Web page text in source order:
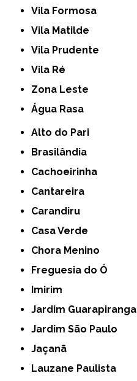
Vila Formosa
Vila Matilde
Vila Prudente
Vila Ré
Zona Leste
Água Rasa
Alto do Pari
Brasilândia
Cachoeirinha
Cantareira
Carandiru
Casa Verde
Chora Menino
Freguesia do Ó
Imirim
Jardim Guarapiranga
Jardim São Paulo
Jaçanã
Lauzane Paulista